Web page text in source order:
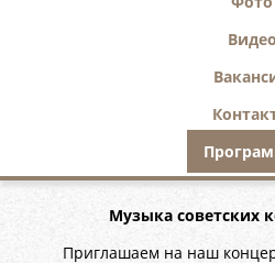
Видео
Музыка советских
Приглашаем на наш